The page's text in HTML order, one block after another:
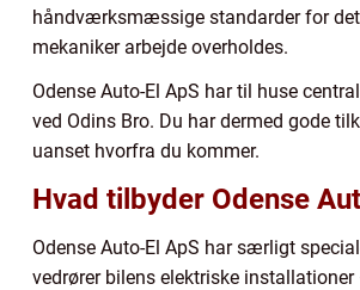
håndværksmæssige standarder for
mekaniker arbejde overholdes.
Odense Auto-El ApS har til huse
ved Odins Bro. Du har dermed gode
uanset hvorfra du kommer.
Hvad tilbyder Odense
Odense Auto-El ApS har særligt
vedrører bilens elektriske installationer